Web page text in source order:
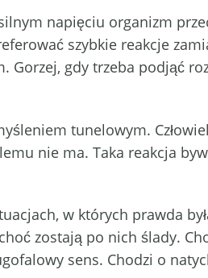
napięciu organizm
szybkie reakcje
Gorzej, gdy trzeba podjąć
tunelowym.
nie ma. Taka reakcja
w których prawda
zostają po nich ślady.
sens. Chodzi o